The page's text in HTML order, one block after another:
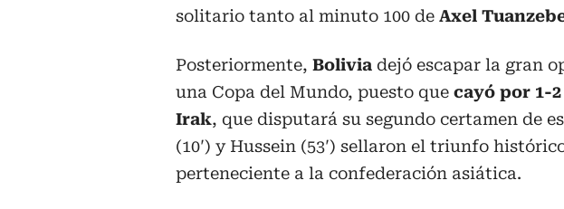
solitario tanto al minuto 100 de Axel
Posteriormente, Bolivia dejó escapar la gran
una Copa del Mundo, puesto que cayó por 1-
Irak, que disputará su segundo certamen de
(10′) y Hussein (53′) sellaron el triunfo
perteneciente a la confederación asiática.